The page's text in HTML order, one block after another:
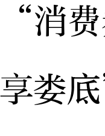
“消
娄